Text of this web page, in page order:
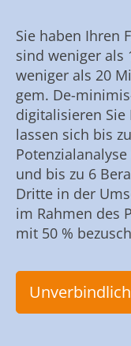
Sie haben Ihren
sind weniger als
weniger als 20
gem. De-
digitalisieren Sie
lassen sich bis
und bis zu 6
Dritte in der
im Rahmen des
mit 50 %